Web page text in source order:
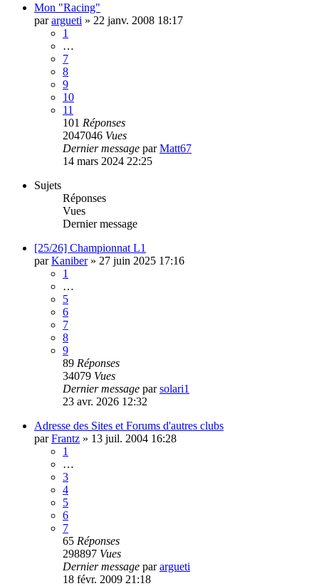
Mon "Racing"
parargueti » 22 janv. 2008 18:17
1
…
7
8
9
10
11
101 Réponses
2047046 Vues
Dernier message parMatt67
14 mars 2024 22:25
Sujets
Réponses
Vues
Dernier message
[25/26] Championnat L1
parKaniber» 27 juin 2025 17:16
1
…
5
6
7
8
9
89 Réponses
34079 Vues
Dernier message parsolari1
23 avr. 2026 12:32
Adresse des Sites et Forums d'autres clubs
parFrantz » 13 juil. 2004 16:28
1
…
3
4
5
6
7
65 Réponses
298897 Vues
Dernier message parargueti
18 févr. 2009 21:18